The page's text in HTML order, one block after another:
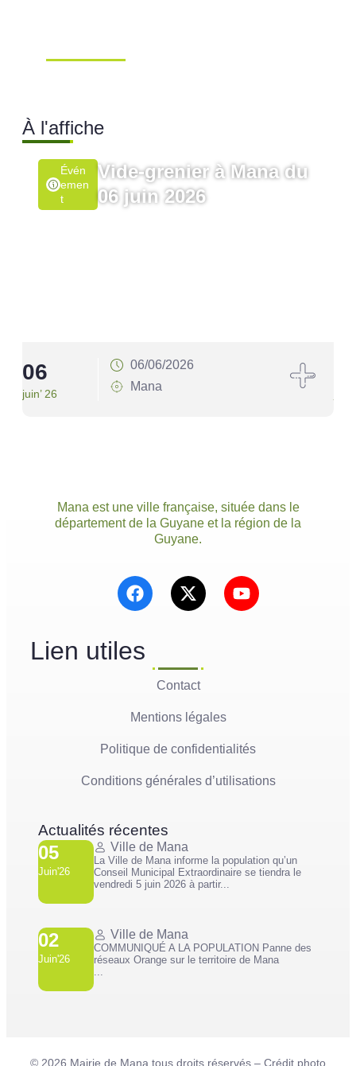
À l'affiche
Évén
Emen
T
Vide-grenier à Mana du
06 juin 2026
06
juin’ 26
06/06/2026
Mana
Mana est une ville française, située dans le
département de la Guyane et la région de la
Guyane.
Lien utiles
Contact
Mentions légales
Politique de confidentialités
Conditions générales d’utilisations
Actualités récentes
05
Juin'26
Ville de Mana
La Ville de Mana informe la population qu’un
Conseil Municipal Extraordinaire se tiendra le
vendredi 5 juin 2026 à partir...
02
Juin'26
Ville de Mana
COMMUNIQUÉ A LA POPULATION Panne des
réseaux Orange sur le territoire de Mana
© 2026 Mairie de Mana tous droits réservés – Crédit photo